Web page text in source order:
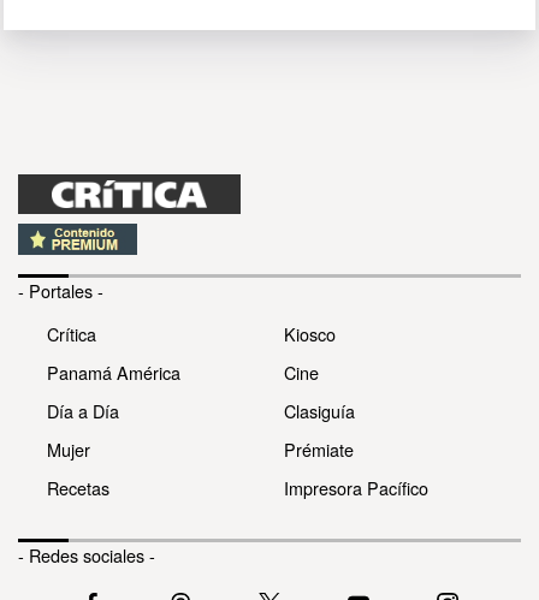
- Portales -
Crítica
Panamá América
Día a Día
Mujer
Recetas
Kiosco
Cine
Clasiguía
Prémiate
Impresora Pacífico
- Redes sociales -